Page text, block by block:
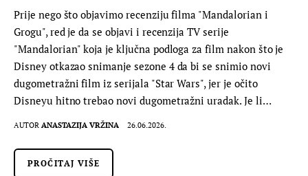
Prije nego što objavimo recenziju filma "Mandalorian i
Grogu", red je da se objavi i recenzija TV serije
"Mandalorian" koja je ključna podloga za film nakon što je
Disney otkazao snimanje sezone 4 da bi se snimio novi
dugometražni film iz serijala "Star Wars", jer je očito
Disneyu hitno trebao novi dugometražni uradak. Je li…
AUTOR ANASTAZIJA VRŽINA 26.06.2026.
PROČITAJ VIŠE